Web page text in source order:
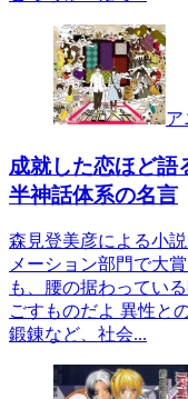
ア
成就した恋ほど語
半神話体系の名言
森見登美彦による小
メーション部門で大
も、腰の据わってい
ごすものだよ 異性と
鍛錬など、社会...